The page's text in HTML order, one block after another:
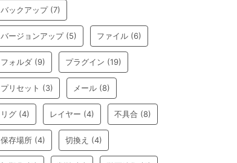
バックアップ(7)
バージョンアップ(5) ファイル (6)
フォルダ (9) プラグイン (19)
プリセット (3) メール (8)
リグ (4) レイヤー (4) 不具合 (8)
保存場所 (4) 切換え (4)